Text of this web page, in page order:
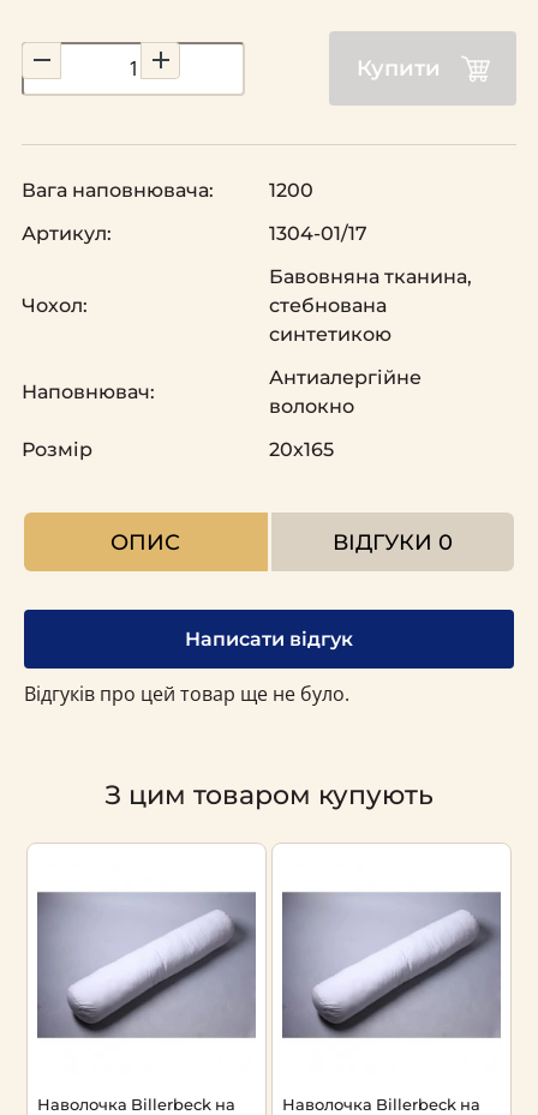
Купити
Вага наповнювача:
1200
Артикул:
1304-01/17
Чохол:
Бавовняна тканина,
стебнована
синтетикою
Наповнювач:
Антиалергійне
волокно
Розмір
20х165
ОПИС ВІДГУКИ 0
Написати відгук
Відгуків про цей товар ще не було.
З цим товаром купують
Наволочка Billerbeck на
Наволочка Billerbeck на